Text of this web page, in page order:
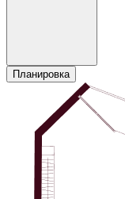
Планировка